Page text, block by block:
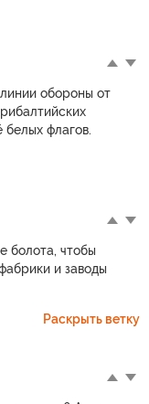
обороны от
флагов.
болота, чтобы
и заводы
Раскрыть ветку